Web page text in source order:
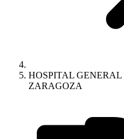
HOSPITAL
ZARAGOZA